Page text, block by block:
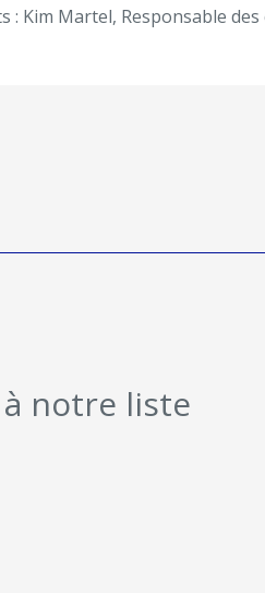
: Kim Martel, Responsable
notre liste